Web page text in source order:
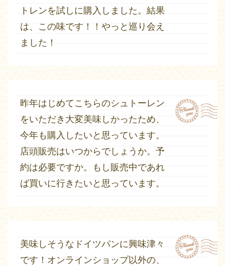
トレンを試しに購入しました。結果
は、この味です！！やっと巡り会え
ました！
昨年はじめてこちらのシュトーレン
をいただき大変美味しかったため、
今年も購入したいと思っています。
店頭販売はいつからでしょうか。予
約は必要ですか。もし販売中であれ
ば買いに行きたいと思っています。
美味しそうなドイツパンに興味津々
です！ オンラインショップ以外の、